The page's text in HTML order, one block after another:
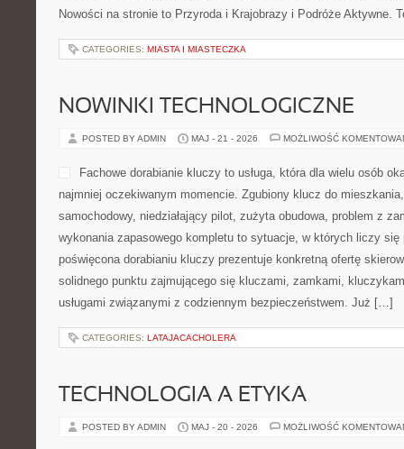
Nowości na stronie to Przyroda i Krajobrazy i Podróże Aktywne.
CATEGORIES: MIASTA I MIASTECZKA
NOWINKI TECHNOLOGICZNE
POSTED BY ADMIN MAJ - 21 - 2026 MOŻLIWOŚĆ
Fachowe dorabianie kluczy to usługa, która dla wielu osób
najmniej oczekiwanym momencie. Zgubiony klucz do
samochodowy, niedziałający pilot, zużyta obudowa, problem z
wykonania zapasowego kompletu to sytuacje, w których liczy się
poświęcona dorabianiu kluczy prezentuje konkretną ofertę
solidnego punktu zajmującego się kluczami, zamkami,
usługami związanymi z codziennym bezpieczeństwem. Już […]
CATEGORIES: LATAJACACHOLERA
TECHNOLOGIA A ETYKA
POSTED BY ADMIN MAJ - 20 - 2026 MOŻLIWOŚĆ